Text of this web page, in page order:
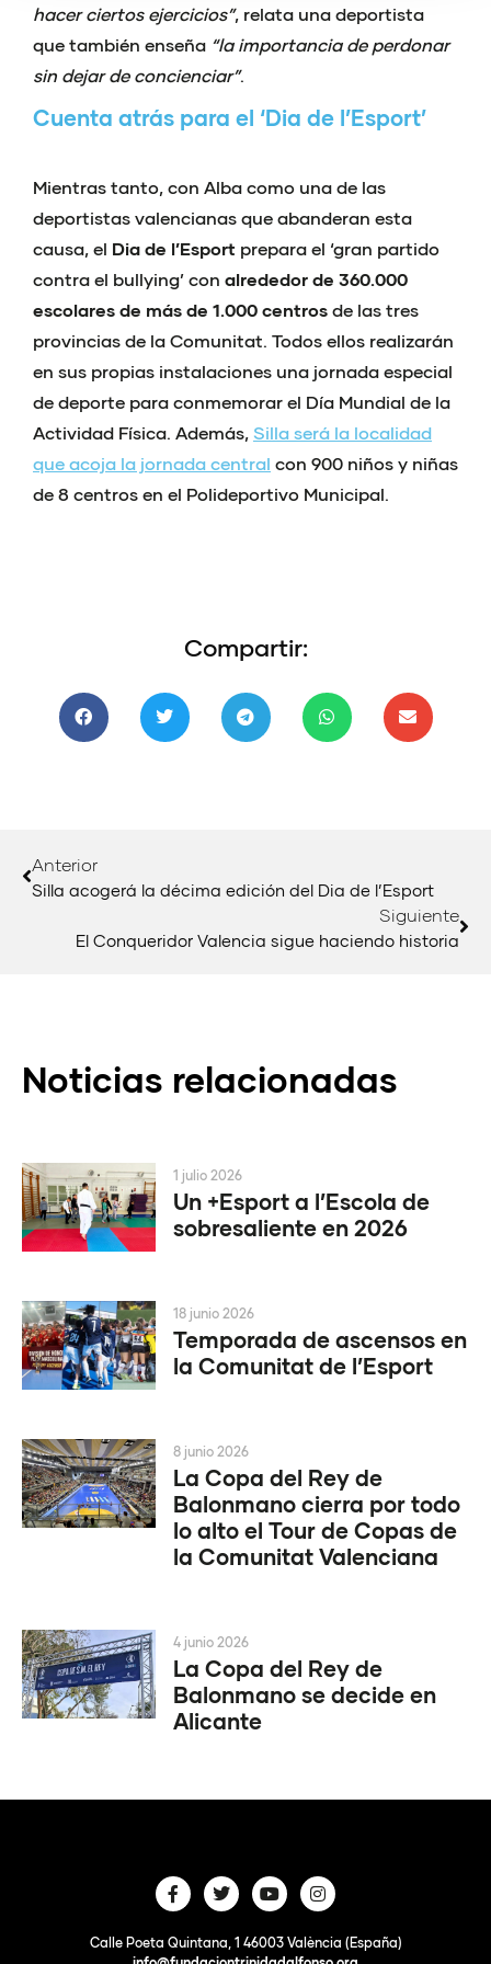
hacer ciertos ejercicios”, relata una deportista
que también enseña “la importancia de perdonar
sin dejar de concienciar”.
Cuenta atrás para el ‘Dia de l’Esport’
Mientras tanto, con Alba como una de las
deportistas valencianas que abanderan esta
causa, el Dia de l’Esport prepara el ‘gran partido
contra el bullying’ con alrededor de 360.000
escolares de más de 1.000 centros de las tres
provincias de la Comunitat. Todos ellos realizarán
en sus propias instalaciones una jornada especial
de deporte para conmemorar el Día Mundial de la
Actividad Física. Además, Silla será la localidad
que acoja la jornada central con 900 niños y niñas
de 8 centros en el Polideportivo Municipal.
Compartir:
Anterior
Silla acogerá la décima edición del Dia de l’Esport
Siguiente
El Conqueridor Valencia sigue haciendo historia
Noticias relacionadas
Un +Esport a l’Escola de
sobresaliente en 2026
1 julio 2026
Temporada de ascensos en
la Comunitat de l’Esport
18 junio 2026
La Copa del Rey de
Balonmano cierra por todo
lo alto el Tour de Copas de
la Comunitat Valenciana
8 junio 2026
La Copa del Rey de
Balonmano se decide en
Alicante
4 junio 2026
Calle Poeta Quintana, 1 46003 València (España)